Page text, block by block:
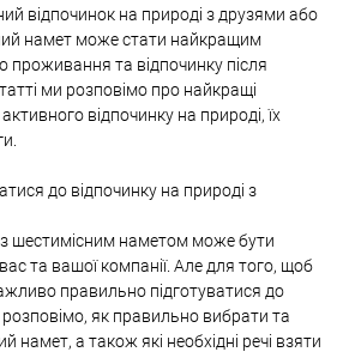
відпочинок на природі з друзями або
намет може стати найкращим
проживання та відпочинку після
ми розповімо про найкращі
відпочинку на природі, їх
до відпочинку на природі з
з шестимісним наметом може бути
та вашої компанії. Але для того, щоб
правильно підготуватися до
розповімо, як правильно вибрати та
намет, а також які необхідні речі взяти